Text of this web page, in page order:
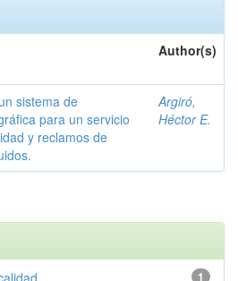
Author(s)
sistema de
para un servicio
y reclamos de
Argiró,
Héctor E.
1